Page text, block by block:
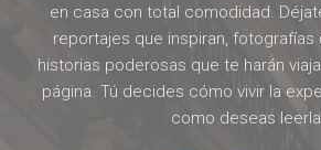
en casa con total comodidad.
reportajes que inspiran, fotografías
historias poderosas que te harán
página. Tú decides cómo vivir la
como deseas